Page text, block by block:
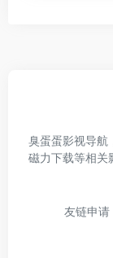
臭蛋蛋影视导航
磁力下载等相关
友链申请